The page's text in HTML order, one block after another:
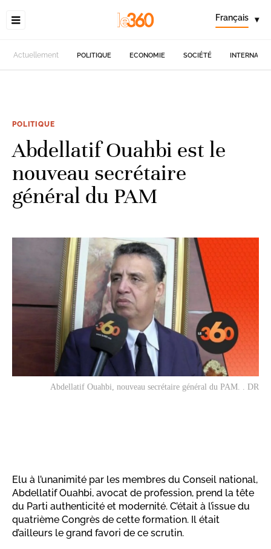
Français ▾
Actuellement POLITIQUE ECONOMIE SOCIÉTÉ
POLITIQUE
Abdellatif Ouahbi est le
nouveau secrétaire
général du PAM
Abdellatif Ouahbi, nouveau secrétaire général du PAM. . DR
Elu à l’unanimité par les membres du Conseil national,
Abdellatif Ouahbi, avocat de profession, prend la tête
du Parti authenticité et modernité. C’était à l’issue du
quatrième Congrès de cette formation. Il était
d’ailleurs le grand favori de ce scrutin.